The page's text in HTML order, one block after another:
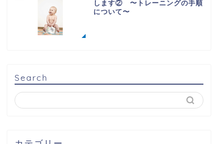
します② 〜トレーニングの手順
について〜
Search